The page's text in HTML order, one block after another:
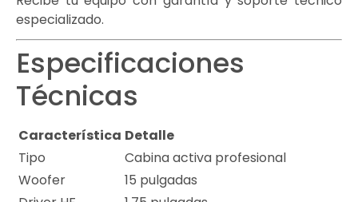
especializado.
Especificaciones
Técnicas
Característica Detalle
Tipo
Cabina activa profesional
Woofer
15 pulgadas